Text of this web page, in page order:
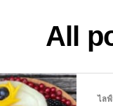
All
ไล